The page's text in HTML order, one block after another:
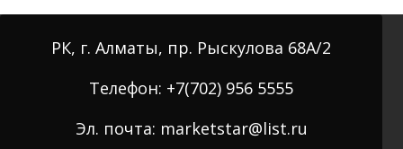
РК, г. Алматы, пр. Рыскулова 68А/2
Телефон: +7(702) 956 5555
Эл. почта: marketstar@list.ru